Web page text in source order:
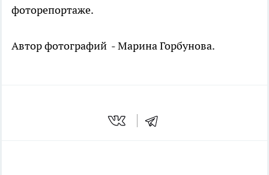
фоторепортаже.
Автор фотографий - Марина Горбунова.